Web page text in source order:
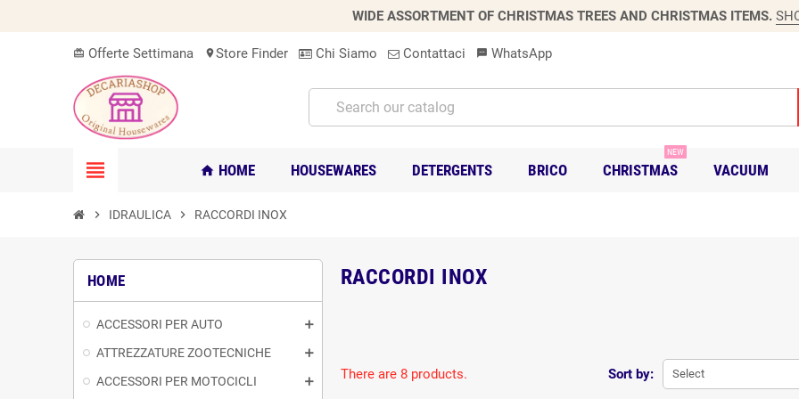
WIDE ASSORTMENT OF CHRISTMAS TREES AND CHRISTMAS ITEMS.
card_giftcard Offerte Settimana location_onStore Finder Chi Siamo Contattaci sms WhatsApp
view_headline home HOME HOUSEWARES DETERGENTS BRICO CHRISTMAS
NEW
VACUUM
chevron_right IDRAULICA chevron_right RACCORDI INOX
HOME
ACCESSORI PER AUTO
ATTREZZATURE ZOOTECNICHE
ACCESSORI PER MOTOCICLI
RACCORDI INOX
Sort by: Select
There are 8 products.